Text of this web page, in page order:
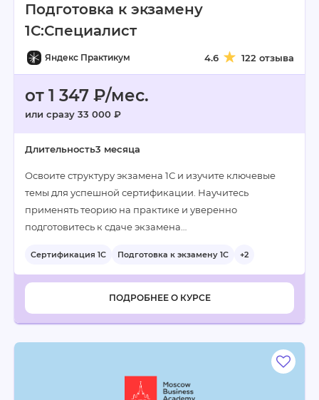
Подготовка к экзамену
1С:Специалист
Яндекс Практикум 4.6 122 отзыва
от 1 347 ₽/мес.
или сразу 33 000 ₽
Длительность3 месяца
Освоите структуру экзамена 1С и изучите ключевые
темы для успешной сертификации. Научитесь
применять теорию на практике и уверенно
подготовитесь к сдаче экзамена…
Сертификация 1С Подготовка к экзамену 1С +2
ПОДРОБНЕЕ О КУРСЕ